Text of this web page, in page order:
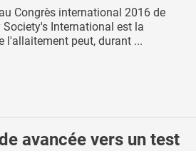
Congrès international 2016 de
Society's International est la
l'allaitement peut, durant ...
avancée vers un test